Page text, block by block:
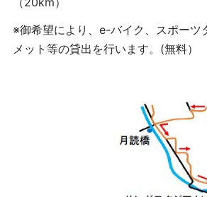
※御希望により、e-バイク、スポーツ
メット等の貸出を行います。(無料）